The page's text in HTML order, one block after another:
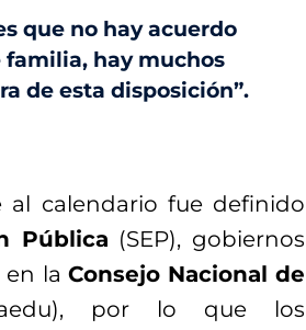
que no hay acuerdo
familia, hay muchos
de esta disposición”.
al calendario fue definido
Pública (SEP), gobiernos
la Consejo Nacional de
por lo que los